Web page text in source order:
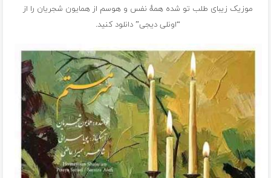
موزیک زیبای طلب تو شده همهٔ نفس و هوسم از همایون شجریان را از
“اونلی دیجی” دانلود کنید.